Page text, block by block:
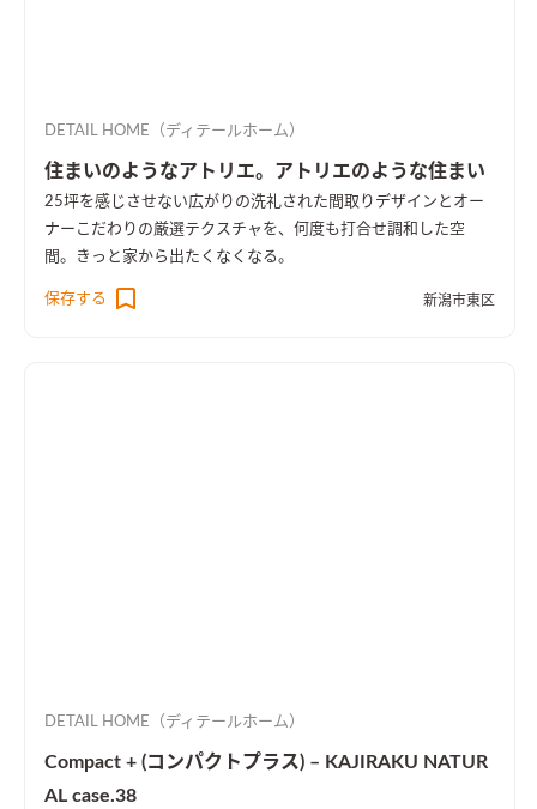
DETAIL HOME（ディテールホーム）
住まいのようなアトリエ。アトリエのような住まい
25坪を感じさせない広がりの洗礼された間取りデザインとオー
ナーこだわりの厳選テクスチャを、何度も打合せ調和した空
間。きっと家から出たくなくなる。
保存する 新潟市東区
DETAIL HOME（ディテールホーム）
Compact + (コンパクトプラス) – KAJIRAKU NATUR
AL case.38